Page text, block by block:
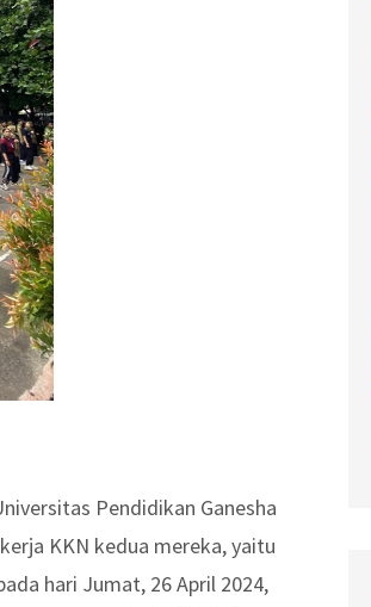
Pendidikan Ganesha
KKN kedua mereka, yaitu
hari Jumat, 26 April 2024,